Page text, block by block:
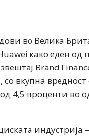
во Велика
како еден од
Brand
со вкупна
4,5 проценти во
индустрија